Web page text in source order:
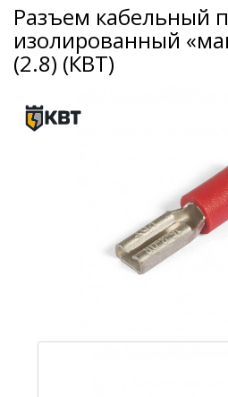
Разъем кабельный
изолированный
(2.8) (КВТ)